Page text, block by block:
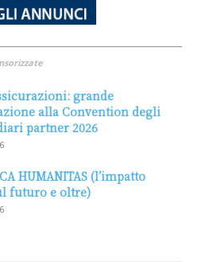
grande
alla Convention degli
partner 2026
HUMANITAS (l’impatto
futuro e oltre)